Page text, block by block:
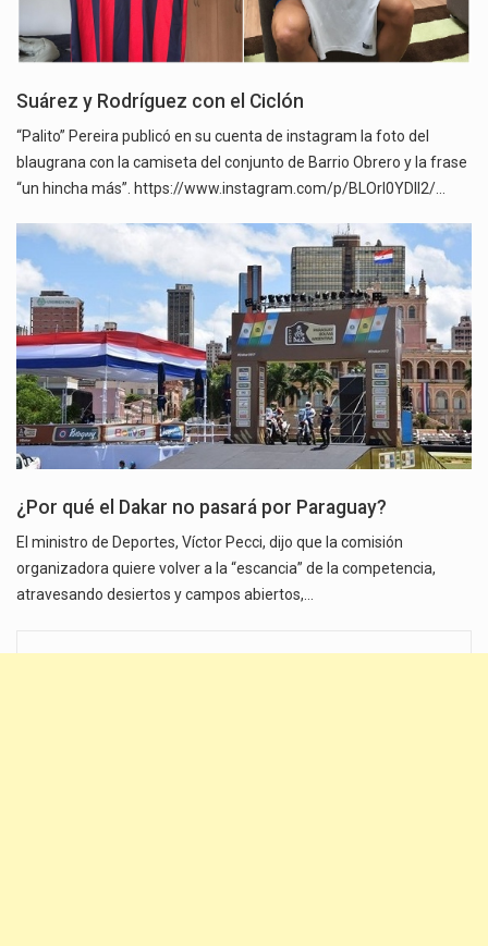
Suárez y Rodríguez con el Ciclón
“Palito” Pereira publicó en su cuenta de instagram la foto del
blaugrana con la camiseta del conjunto de Barrio Obrero y la frase
“un hincha más”. https://www.instagram.com/p/BLOrI0YDII2/…
¿Por qué el Dakar no pasará por Paraguay?
El ministro de Deportes, Víctor Pecci, dijo que la comisión
organizadora quiere volver a la “escancia” de la competencia,
atravesando desiertos y campos abiertos,…